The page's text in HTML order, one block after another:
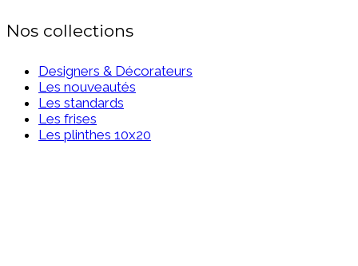
Nos collections
Designers & Décorateurs
Les nouveautés
Les standards
Les frises
Les plinthes 10x20